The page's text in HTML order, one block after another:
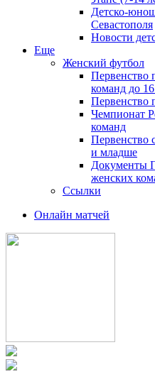
Детско-
Севастополя
Новости
Еще
Женский футбол
Первенство
команд до
Первенство
Чемпионат
команд
Первенство
и младше
Документы
женских
Ссылки
Онлайн матчей